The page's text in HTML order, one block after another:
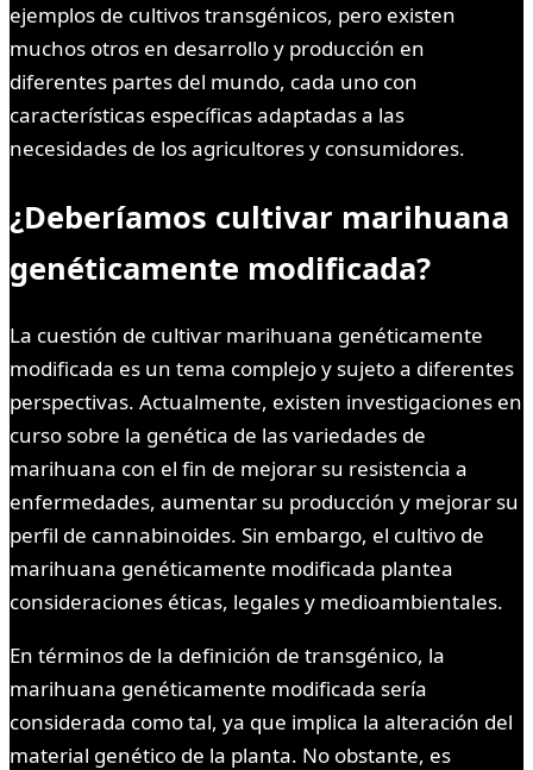
ejemplos de cultivos transgénicos, pero existen
muchos otros en desarrollo y producción en
diferentes partes del mundo, cada uno con
características específicas adaptadas a las
necesidades de los agricultores y consumidores.
¿Deberíamos cultivar marihuana
genéticamente modificada?
La cuestión de cultivar marihuana genéticamente
modificada es un tema complejo y sujeto a diferentes
perspectivas. Actualmente, existen investigaciones en
curso sobre la genética de las variedades de
marihuana con el fin de mejorar su resistencia a
enfermedades, aumentar su producción y mejorar su
perfil de cannabinoides. Sin embargo, el cultivo de
marihuana genéticamente modificada plantea
consideraciones éticas, legales y medioambientales.
En términos de la definición de transgénico, la
marihuana genéticamente modificada sería
considerada como tal, ya que implica la alteración del
material genético de la planta. No obstante, es